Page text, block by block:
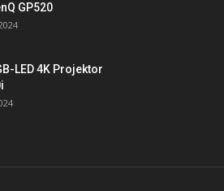
GP520
LED 4K Projektor